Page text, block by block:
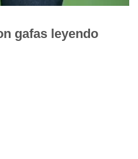
gafas leyendo